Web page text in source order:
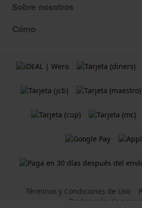
Sobre nosotros
Cómo
Términos y Condiciones de Uso
Declaración de